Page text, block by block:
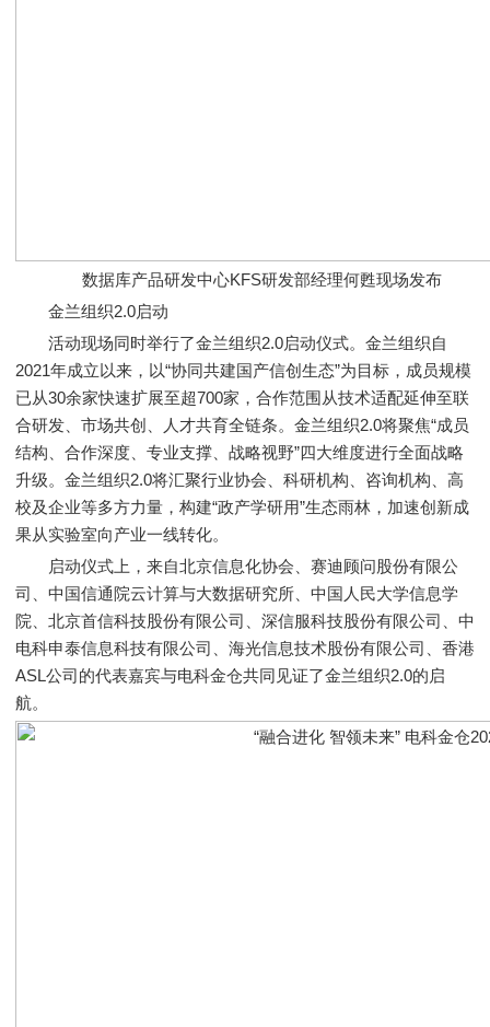
数据库产品研发中心KFS研发部经理何甦现场发布
金兰组织2.0启动
活动现场同时举行了金兰组织2.0启动仪式。金兰组织自
2021年成立以来，以“协同共建国产信创生态”为目标，成员规模
已从30余家快速扩展至超700家，合作范围从技术适配延伸至联
合研发、市场共创、人才共育全链条。金兰组织2.0将聚焦“成员
结构、合作深度、专业支撑、战略视野”四大维度进行全面战略
升级。金兰组织2.0将汇聚行业协会、科研机构、咨询机构、高
校及企业等多方力量，构建“政产学研用”生态雨林，加速创新成
果从实验室向产业一线转化。
启动仪式上，来自北京信息化协会、赛迪顾问股份有限公
司、中国信通院云计算与大数据研究所、中国人民大学信息学
院、北京首信科技股份有限公司、深信服科技股份有限公司、中
电科申泰信息科技有限公司、海光信息技术股份有限公司、香港
ASL公司的代表嘉宾与电科金仓共同见证了金兰组织2.0的启
航。